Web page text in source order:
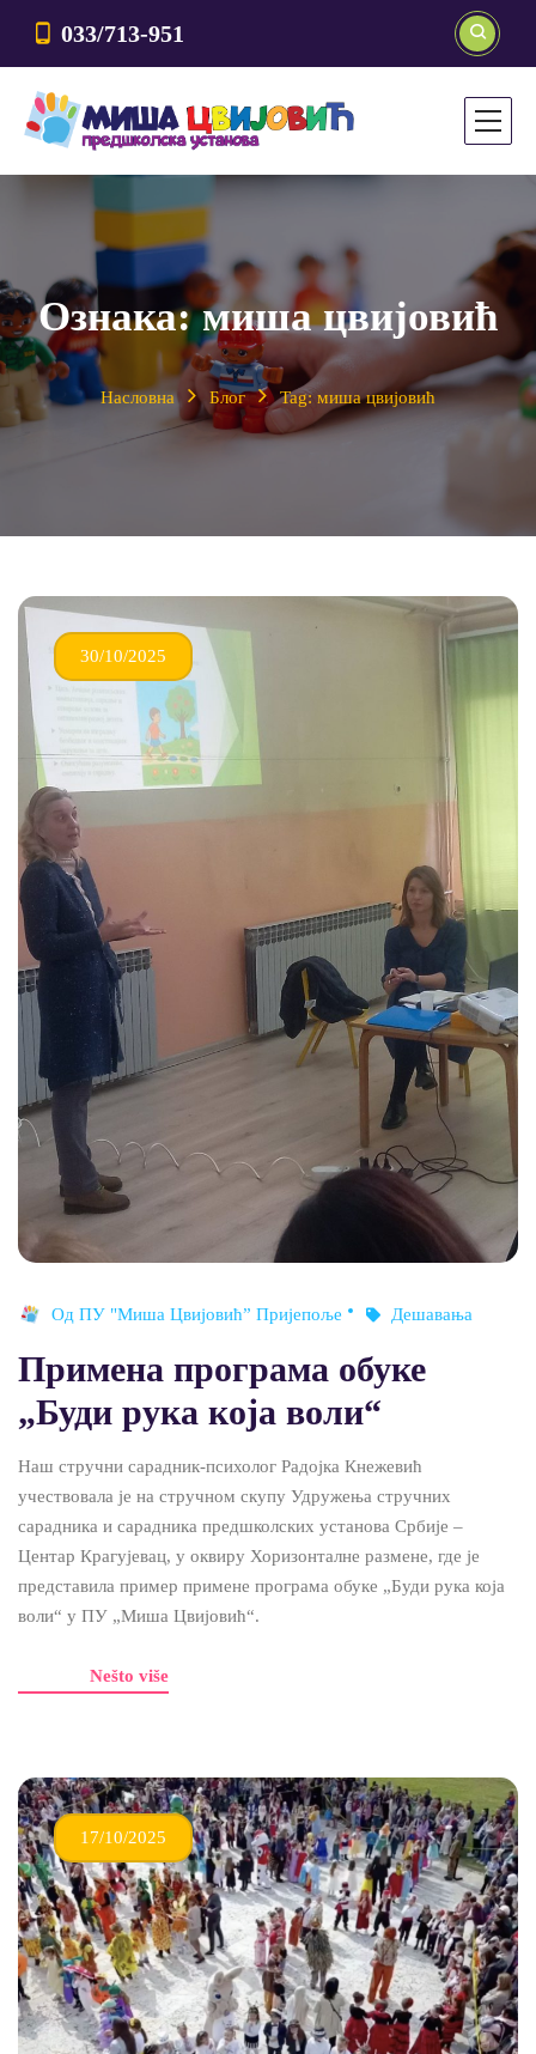
033/713-951
Ознака:миша цвијовић
Насловна Блог Tag: миша цвијовић
30/10/2025
Од ПУ "Миша Цвијовић” Пријепоље Дешавања
Примена програма обуке
„Буди рука која воли“
Наш стручни сарадник-психолог Радојка Кнежевић
учествовала је на стручном скупу Удружења стручних
сарадника и сарадника предшколских установа Србије –
Центар Крагујевац, у оквиру Хоризонталне размене, где је
представила пример примене програма обуке „Буди рука која
воли“ у ПУ „Миша Цвијовић“.
Nešto više
17/10/2025